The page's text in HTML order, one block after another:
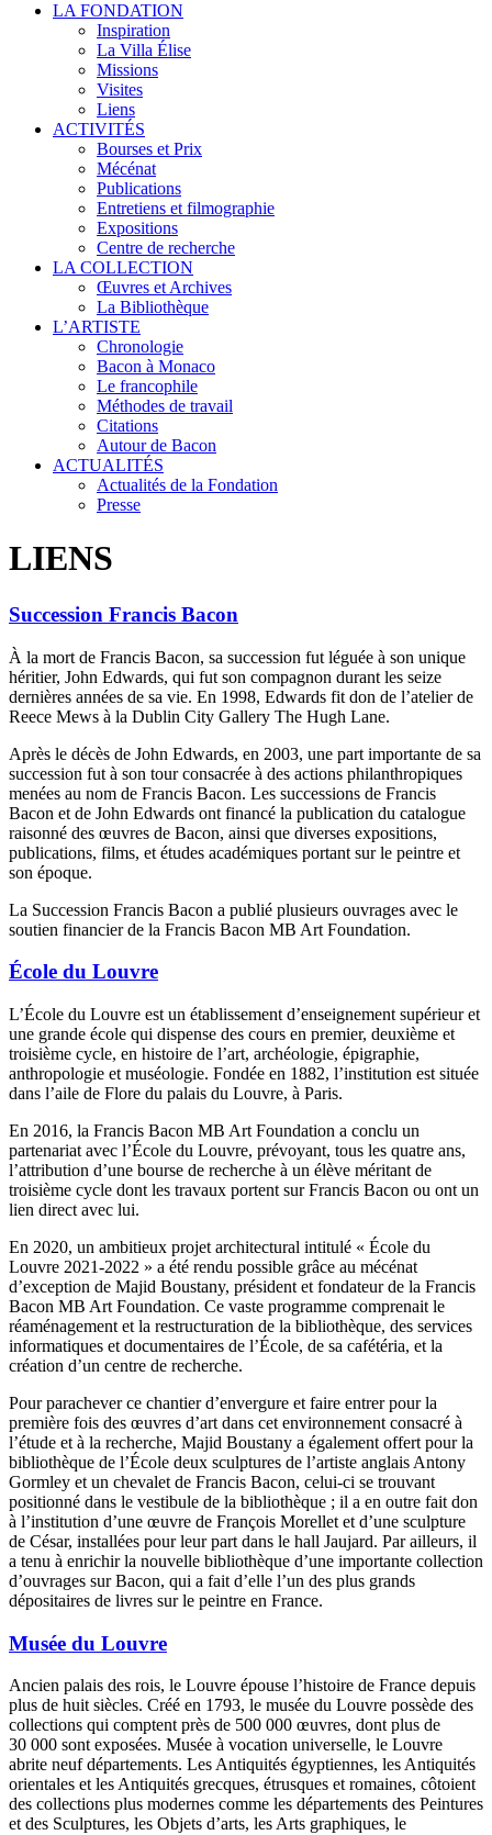
LA FONDATION
Inspiration
La Villa Élise
Missions
Visites
Liens
ACTIVITÉS
Bourses et Prix
Mécénat
Publications
Entretiens et filmographie
Expositions
Centre de recherche
LA COLLECTION
Œuvres et Archives
La Bibliothèque
L’ARTISTE
Chronologie
Bacon à Monaco
Le francophile
Méthodes de travail
Citations
Autour de Bacon
ACTUALITÉS
Actualités de la Fondation
Presse
LIENS
Succession Francis Bacon
À la mort de Francis Bacon, sa succession fut léguée à son unique
héritier, John Edwards, qui fut son compagnon durant les seize
dernières années de sa vie. En 1998, Edwards fit don de l’atelier de
Reece Mews à la Dublin City Gallery The Hugh Lane.
Après le décès de John Edwards, en 2003, une part importante de sa
succession fut à son tour consacrée à des actions philanthropiques
menées au nom de Francis Bacon. Les successions de Francis
Bacon et de John Edwards ont financé la publication du catalogue
raisonné des œuvres de Bacon, ainsi que diverses expositions,
publications, films, et études académiques portant sur le peintre et
son époque.
La Succession Francis Bacon a publié plusieurs ouvrages avec le
soutien financier de la Francis Bacon MB Art Foundation.
École du Louvre
L’École du Louvre est un établissement d’enseignement supérieur et
une grande école qui dispense des cours en premier, deuxième et
troisième cycle, en histoire de l’art, archéologie, épigraphie,
anthropologie et muséologie. Fondée en 1882, l’institution est située
dans l’aile de Flore du palais du Louvre, à Paris.
En 2016, la Francis Bacon MB Art Foundation a conclu un
partenariat avec l’École du Louvre, prévoyant, tous les quatre ans,
l’attribution d’une bourse de recherche à un élève méritant de
troisième cycle dont les travaux portent sur Francis Bacon ou ont un
lien direct avec lui.
En 2020, un ambitieux projet architectural intitulé « École du
Louvre 2021-2022 » a été rendu possible grâce au mécénat
d’exception de Majid Boustany, président et fondateur de la Francis
Bacon MB Art Foundation. Ce vaste programme comprenait le
réaménagement et la restructuration de la bibliothèque, des services
informatiques et documentaires de l’École, de sa cafétéria, et la
création d’un centre de recherche.
Pour parachever ce chantier d’envergure et faire entrer pour la
première fois des œuvres d’art dans cet environnement consacré à
l’étude et à la recherche, Majid Boustany a également offert pour la
bibliothèque de l’École deux sculptures de l’artiste anglais Antony
Gormley et un chevalet de Francis Bacon, celui-ci se trouvant
positionné dans le vestibule de la bibliothèque ; il a en outre fait don
à l’institution d’une œuvre de François Morellet et d’une sculpture
de César, installées pour leur part dans le hall Jaujard. Par ailleurs, il
a tenu à enrichir la nouvelle bibliothèque d’une importante collection
d’ouvrages sur Bacon, qui a fait d’elle l’un des plus grands
dépositaires de livres sur le peintre en France.
Musée du Louvre
Ancien palais des rois, le Louvre épouse l’histoire de France depuis
plus de huit siècles. Créé en 1793, le musée du Louvre possède des
collections qui comptent près de 500 000 œuvres, dont plus de
30 000 sont exposées. Musée à vocation universelle, le Louvre
abrite neuf départements. Les Antiquités égyptiennes, les Antiquités
orientales et les Antiquités grecques, étrusques et romaines, côtoient
des collections plus modernes comme les départements des Peintures
et des Sculptures, les Objets d’arts, les Arts graphiques, le